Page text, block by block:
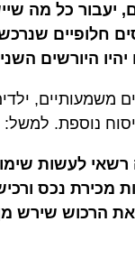
יעבור כל מה
חלופיים
היורשים
משמעותיים,
נוספת. למשל:
רשאי לעשות
מכירת נכס
הרכוש שירש מן